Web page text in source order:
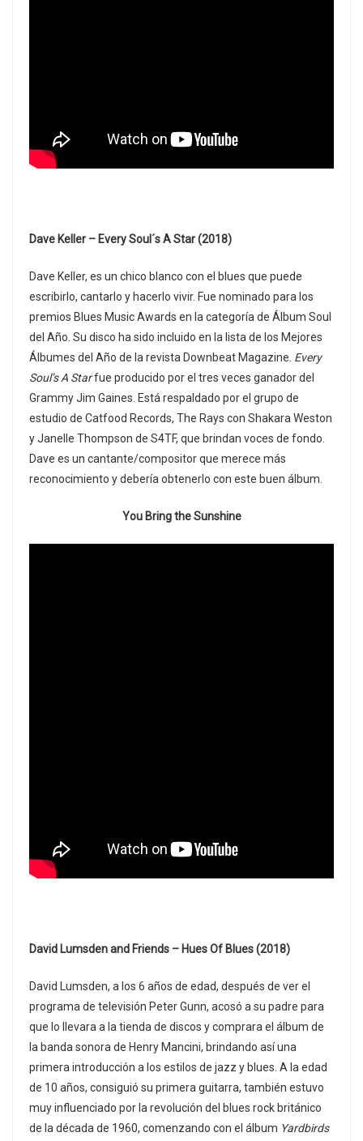
Dave Keller – Every Soul´s A Star (2018)
Dave Keller, es un chico blanco con el blues que puede
escribirlo, cantarlo y hacerlo vivir. Fue nominado para los
premios Blues Music Awards en la categoría de Álbum Soul
del Año. Su disco ha sido incluido en la lista de los Mejores
Álbumes del Año de la revista Downbeat Magazine. Every
Soul’s A Starfue producido por el tres veces ganador del
Grammy Jim Gaines. Está respaldado por el grupo de
estudio de Catfood Records, The Rays con Shakara Weston
y Janelle Thompson de S4TF, que brindan voces de fondo.
Dave es un cantante/compositor que merece más
reconocimiento y debería obtenerlo con este buen álbum.
You Bring the Sunshine
David Lumsden and Friends – Hues Of Blues (2018)
David Lumsden, a los 6 años de edad, después de ver el
programa de televisión Peter Gunn, acosó a su padre para
que lo llevara a la tienda de discos y comprara el álbum de
la banda sonora de Henry Mancini, brindando así una
primera introducción a los estilos de jazz y blues. A la edad
de 10 años, consiguió su primera guitarra, también estuvo
muy influenciado por la revolución del blues rock británico
de la década de 1960, comenzando con el álbum Yardbirds